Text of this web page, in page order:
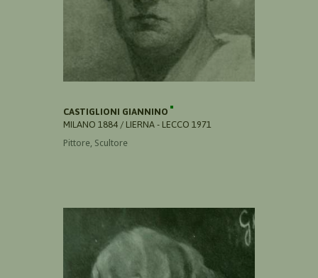
CASTIGLIONI GIANNINO
MILANO 1884 / LIERNA - LECCO 1971
Pittore, Scultore